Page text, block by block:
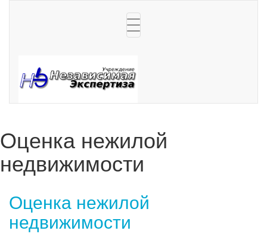
Toggle
navigation
Оценка нежилой
недвижимости
Оценка нежилой
недвижимости